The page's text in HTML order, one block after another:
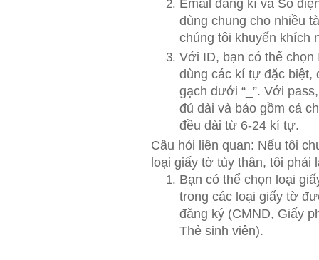
Email đăng kí và Số
dùng chung cho nhiều
chúng tôi khuyến khích
Với ID, bạn có thể
dùng các kí tự đặc biệt,
gạch dưới “_”. Với
đủ dài và bảo gồm cả
đều dài từ 6-24 kí tự.
Câu hỏi liên quan: Nếu tôi
loại giấy tờ tùy thân, tôi phải
Bạn có thể chọn loại
trong các loại giấy tờ
đăng ký (CMND, Giấy
Thẻ sinh viên).